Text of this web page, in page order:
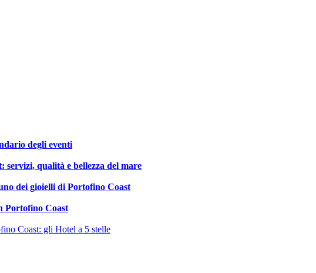
degli eventi
qualità e bellezza del mare
dei gioielli di Portofino Coast
Portofino Coast
Coast: gli Hotel a 5 stelle